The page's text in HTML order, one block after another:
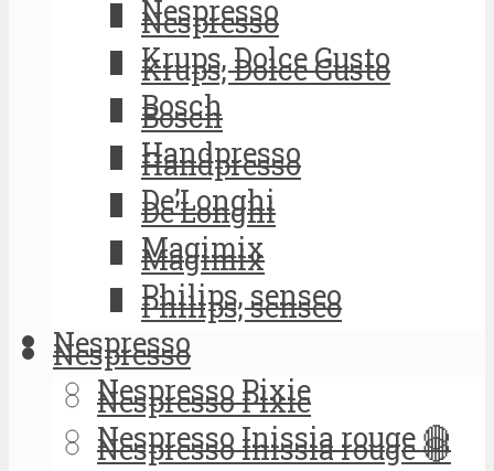
Nespresso
Krups, Dolce Gusto
Bosch
Handpresso
De’Longhi
Magimix
Philips, senseo
Nespresso
Nespresso Pixie
Nespresso Inissia rouge 🔴
Nespresso
Krups, Dolce Gusto
Bosch
Handpresso
De’Longhi
Magimix
Philips, senseo
Nespresso
Nespresso Pixie
Nespresso Inissia rouge 🔴